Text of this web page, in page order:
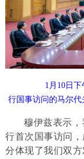
1月10日下
行国事访问的马尔
穆伊兹表示
行首次国事访问
分体现了我们双